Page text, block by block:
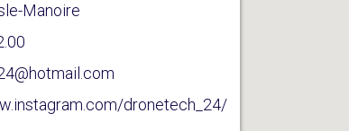
Manoire
dronetech_24/